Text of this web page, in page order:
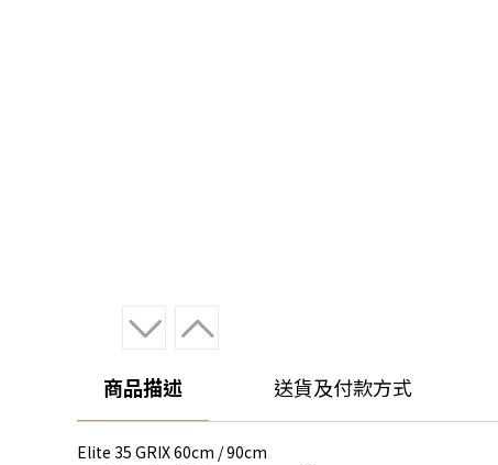
商品描述 送貨及付款方式
Elite 35 GRIX 60cm / 90cm